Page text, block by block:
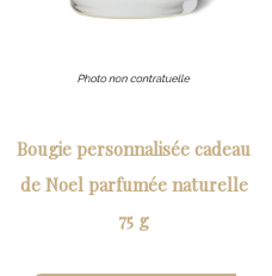
Bougie personnalisée cadeau
de Noel parfumée naturelle
75 g